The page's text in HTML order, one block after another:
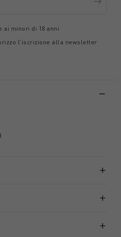
ai minori di 18 anni
l'iscrizione alla newsletter